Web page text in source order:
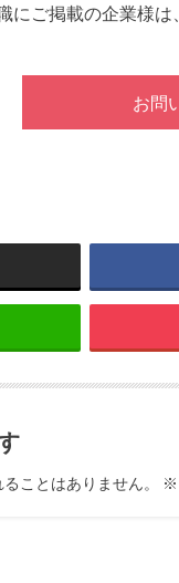
にご掲載の企業様
お問
ことはありません。 ※